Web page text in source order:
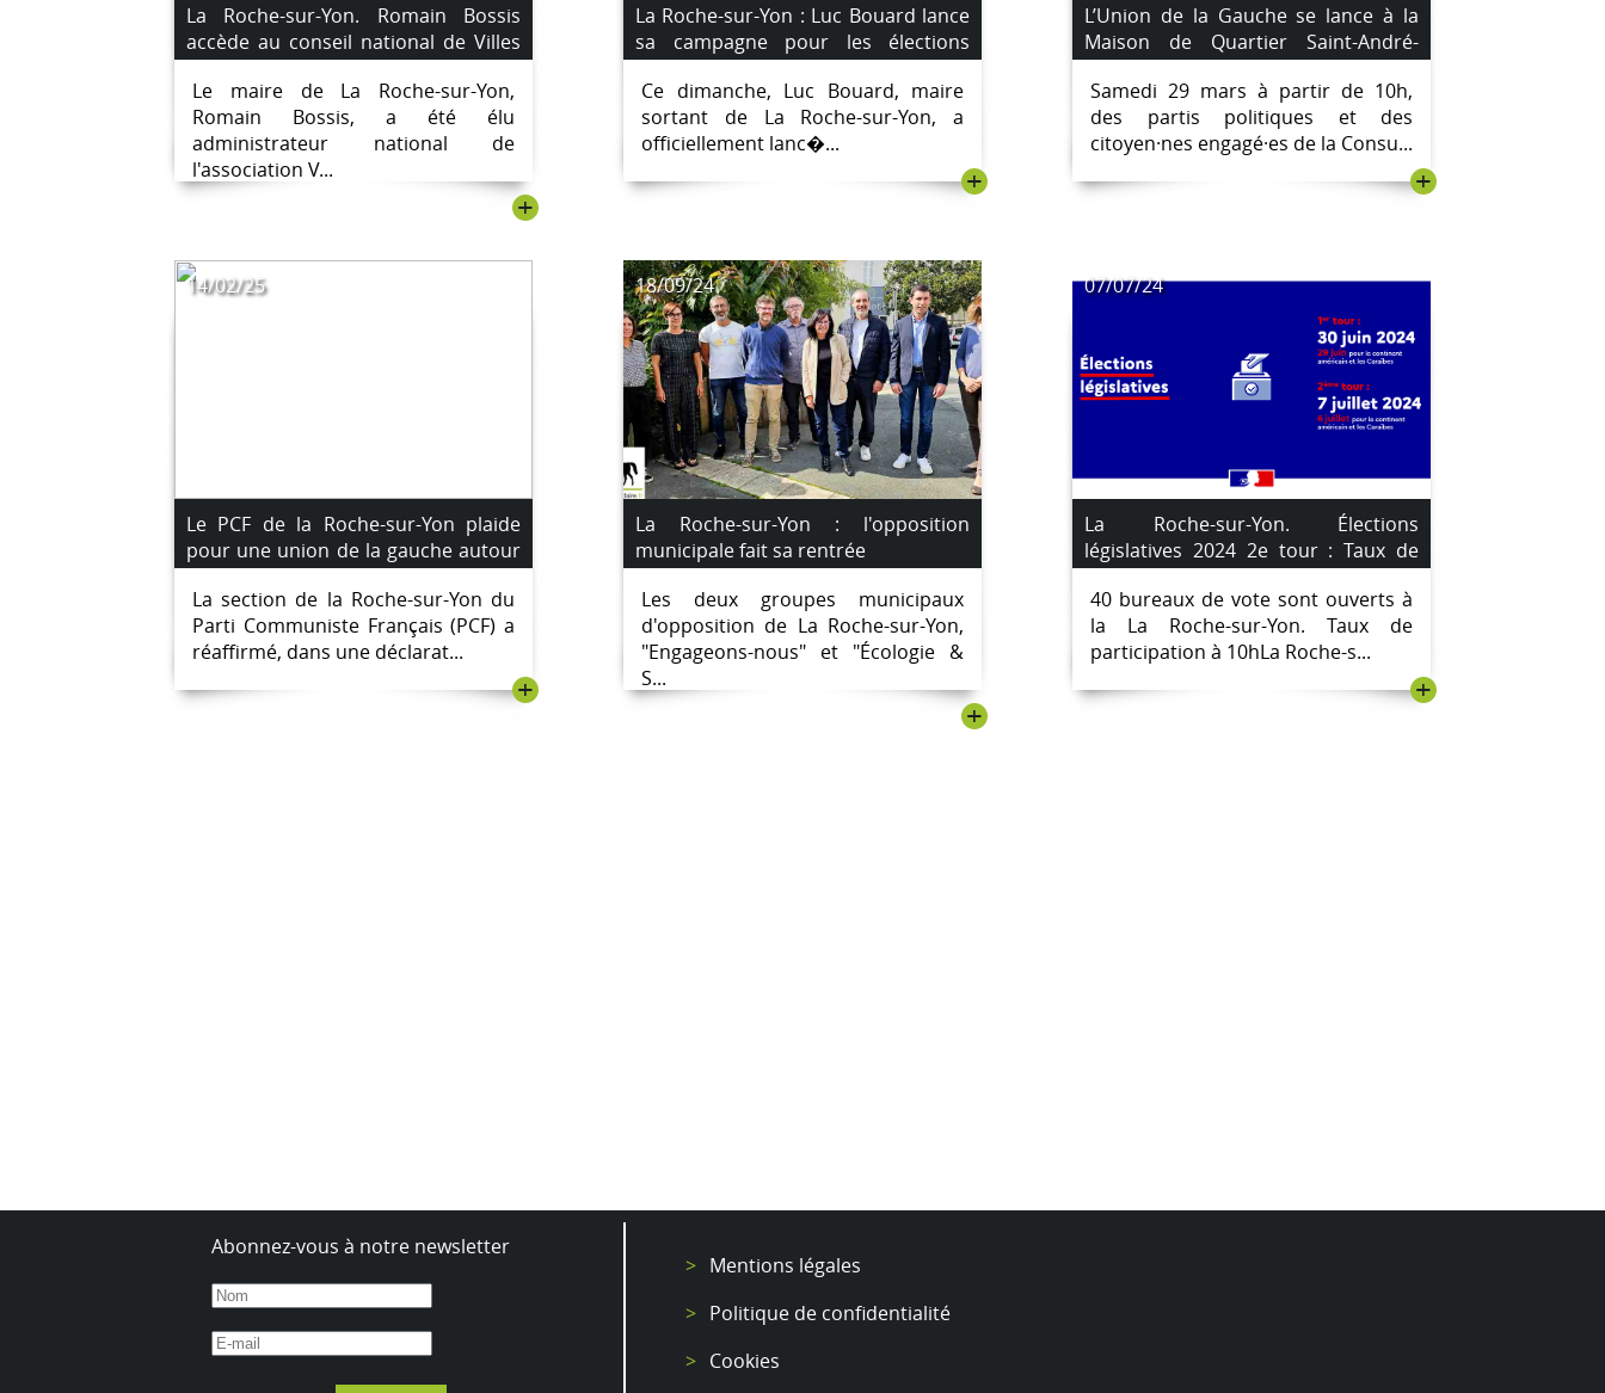
La Roche-sur-Yon. Romain Bossis
accède au conseil national de Villes
de France
Le maire de La Roche-sur-Yon,
Romain Bossis, a été élu
administrateur national de
l'association V...
+
La Roche-sur-Yon : Luc Bouard lance
sa campagne pour les élections
municipales de mars 2026
Ce dimanche, Luc Bouard, maire
sortant de La Roche-sur-Yon, a
officiellement lanc�...
+
L’Union de la Gauche se lance à la
Maison de Quartier Saint-André-
d’Ornay le 29 mars 2025
Samedi 29 mars à partir de 10h,
des partis politiques et des
citoyen·nes engagé·es de la Consu...
+
14/02/25
Le PCF de la Roche-sur-Yon plaide
pour une union de la gauche autour
de sept exigences clés pour les
municipales 2026
La section de la Roche-sur-Yon du
Parti Communiste Français (PCF) a
réaffirmé, dans une déclarat...
+
18/09/24
La Roche-sur-Yon : l'opposition
municipale fait sa rentrée
Les deux groupes municipaux
d'opposition de La Roche-sur-Yon,
"Engageons-nous" et "Écologie &
S...
+
07/07/24
La Roche-sur-Yon. Élections
législatives 2024 2e tour : Taux de
participation heure par heure.
40 bureaux de vote sont ouverts à
la La Roche-sur-Yon. Taux de
participation à 10hLa Roche-s...
+
Abonnez-vous à notre newsletter
Mentions légales
Politique de confidentialité
Cookies